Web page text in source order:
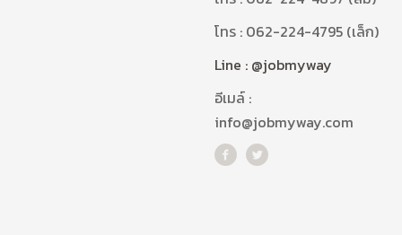
โทร : 062-224-4795 (เล็ก)
Line : @jobmyway
อีเมล์ :
info@jobmyway.com